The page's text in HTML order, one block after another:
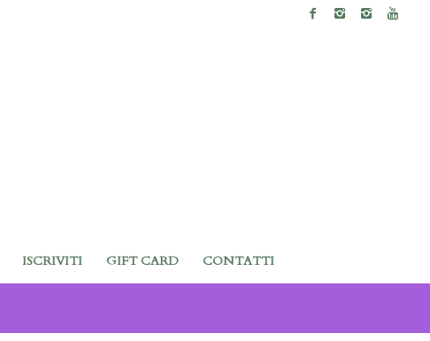
ISCRIVITI GIFT CARD CONTATTI